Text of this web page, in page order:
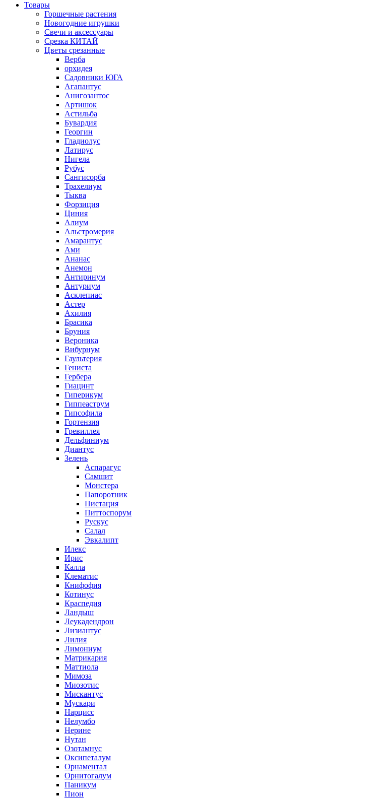
Товары
Горшечные растения
Новогодние игрушки
Свечи и аксессуары
Срезка КИТАЙ
Цветы срезанные
Верба
орхидея
Садовники ЮГА
Агапантус
Анигозантос
Артишок
Астильба
Бувардия
Георгин
Гладиолус
Латирус
Нигела
Рубус
Сангисорба
Трахелиум
Тыква
Форзиция
Циния
Алиум
Альстромерия
Амарантус
Ами
Ананас
Анемон
Антиринум
Антуриум
Асклепиас
Астер
Ахилия
Брасика
Бруния
Вероника
Вибурнум
Гаультерия
Гениста
Гербера
Гиацинт
Гиперикум
Гиппеаструм
Гипсофила
Гортензия
Гревиллея
Дельфиниум
Диантус
Зелень
Аспарагус
Самшит
Монстера
Папоротник
Пистация
Питтоспорум
Рускус
Салал
Эвкалипт
Илекс
Ирис
Калла
Клематис
Книфофия
Котинус
Краспедия
Ландыш
Леукадендрон
Лизиантус
Лилия
Лимониум
Матрикария
Маттиола
Мимоза
Миозотис
Мискантус
Мускари
Нарцисс
Нелумбо
Нерине
Нутан
Озотамнус
Оксипеталум
Орнаментал
Орнитогалум
Паникум
Пион